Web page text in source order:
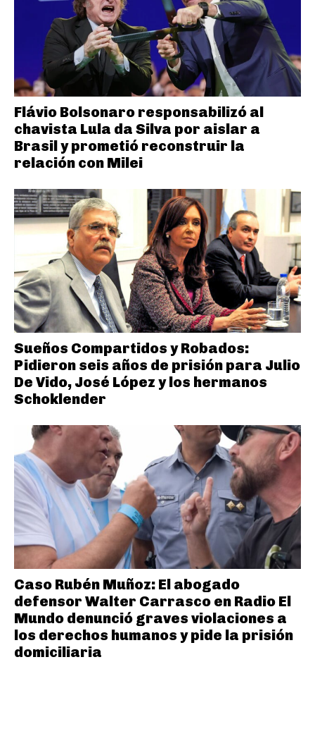
Flávio Bolsonaro responsabilizó al
chavista Lula da Silva por aislar a
Brasil y prometió reconstruir la
relación con Milei
Sueños Compartidos y Robados:
Pidieron seis años de prisión para Julio
De Vido, José López y los hermanos
Schoklender
Caso Rubén Muñoz: El abogado
defensor Walter Carrasco en Radio El
Mundo denunció graves violaciones a
los derechos humanos y pide la prisión
domiciliaria